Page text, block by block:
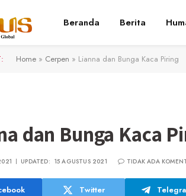
Beranda Berita
Home » Cerpen » Lianna dan Bunga Kaca Piring
dan Bunga Kaca
UPDATED: 15 AGUSTUS 2021 TIDAK ADA
Twitter